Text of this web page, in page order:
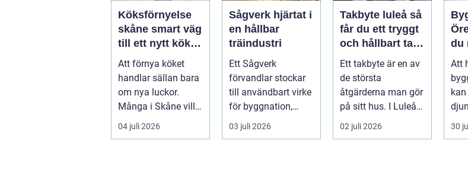
Köksförnyelse
skåne smart väg
till ett nytt kök
utan
helrenovering
Att förnya köket
handlar sällan bara
om nya luckor.
Många i Skåne vill
ha ett kök som
fungerar bättr...
04 juli 2026
Sågverk hjärtat i
en hållbar
träindustri
Ett Sågverk
förvandlar stockar
till användbart virke
för byggnation,
snickeri och
inredning. Här möt...
03 juli 2026
Takbyte luleå så
får du ett tryggt
och hållbart tak i
norrbottniskt
klimat
Ett takbyte är en av
de största
åtgärderna man gör
på sitt hus. I Luleå
ställs extra höga
krav på bå...
02 juli 2026
du
för
Att
30